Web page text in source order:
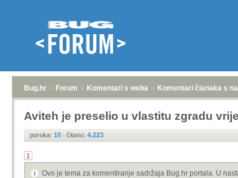
Bug.hr » Forum » Komentari s weba » Komentari članaka s
Aviteh je preselio u vlastitu zgradu
poruka: 10 | čitano: 4.223
1
Ovo je tema za komentiranje sadržaja Bug.hr portala. U